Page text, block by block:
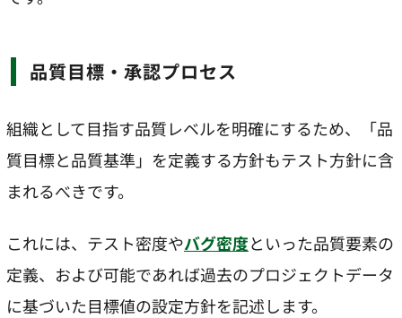
品質目標・承認プロセス
組織として目指す品質レベルを明確にするため、「品
質目標と品質基準」を定義する方針もテスト方針に含
まれるべきです。
これには、テスト密度やバグ密度といった品質要素の
定義、および可能であれば過去のプロジェクトデータ
に基づいた目標値の設定方針を記述します。